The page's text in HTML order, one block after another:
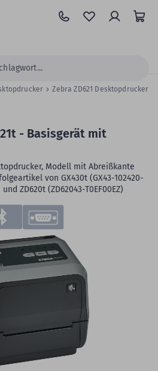
Zebra ZD621 Desktopdrucker
- Basisgerät mit
Modell mit Abreißkante
von GX430t (GX43-102420-
ZD620t (ZD62043-T0EF00EZ)